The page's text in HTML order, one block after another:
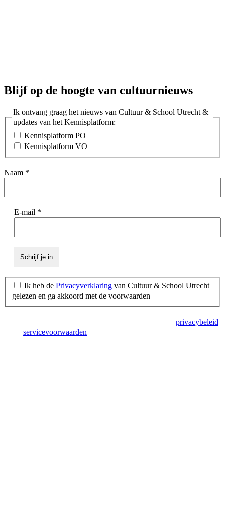
Blijf op de hoogte van cultuurnieuws
Ik ontvang graag het nieuws van Cultuur & School Utrecht &
updates van het Kennisplatform:
Kennisplatform PO
Kennisplatform VO
Naam *
E-mail *
Ik heb de Privacyverklaring van Cultuur & School Utrecht
gelezen en ga akkoord met de voorwaarden
privacybeleid
servicevoorwaarden